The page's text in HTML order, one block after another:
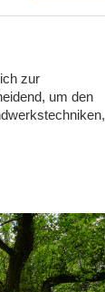
zur
um den